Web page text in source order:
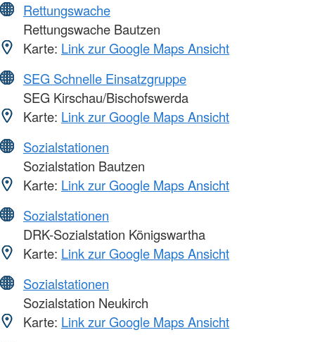
Rettungswache
Rettungswache Bautzen
Karte: Link zur Google Maps Ansicht
SEG Schnelle Einsatzgruppe
SEG Kirschau/Bischofswerda
Karte: Link zur Google Maps Ansicht
Sozialstationen
Sozialstation Bautzen
Karte: Link zur Google Maps Ansicht
Sozialstationen
DRK-Sozialstation Königswartha
Karte: Link zur Google Maps Ansicht
Sozialstationen
Sozialstation Neukirch
Karte: Link zur Google Maps Ansicht